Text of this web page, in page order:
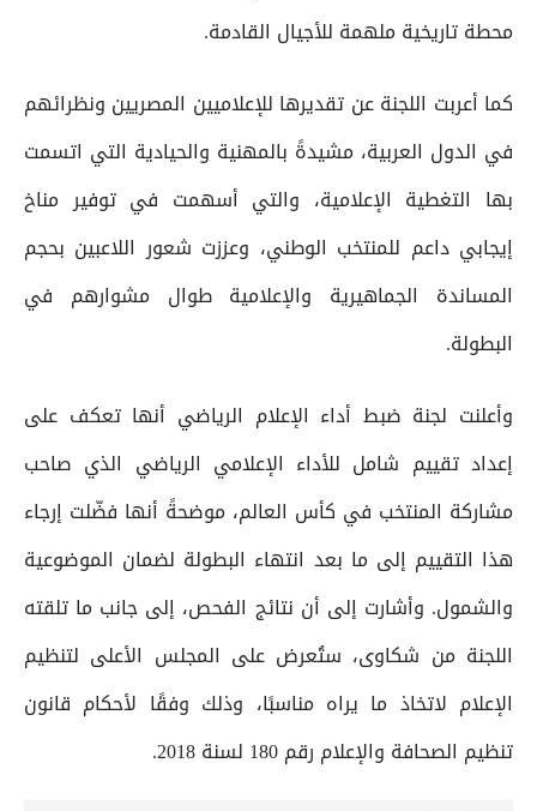
محطة تاريخية ملهمة للأجيال القادمة.
كما أعربت اللجنة عن تقديرها للإعلاميين المصريين ونظرائهم
في الدول العربية، مشيدةً بالمهنية والحيادية التي اتسمت
بها التغطية الإعلامية، والتي أسهمت في توفير مناخ
إيجابي داعم للمنتخب الوطني، وعززت شعور اللاعبين بحجم
المساندة الجماهيرية والإعلامية طوال مشوارهم في
البطولة.
وأعلنت لجنة ضبط أداء الإعلام الرياضي أنها تعكف على
إعداد تقييم شامل للأداء الإعلامي الرياضي الذي صاحب
مشاركة المنتخب في كأس العالم، موضحةً أنها فضّلت إرجاء
هذا التقييم إلى ما بعد انتهاء البطولة لضمان الموضوعية
والشمول. وأشارت إلى أن نتائج الفحص، إلى جانب ما تلقته
اللجنة من شكاوى، ستُعرض على المجلس الأعلى لتنظيم
الإعلام لاتخاذ ما يراه مناسبًا، وذلك وفقًا لأحكام قانون
تنظيم الصحافة والإعلام رقم 180 لسنة 2018.